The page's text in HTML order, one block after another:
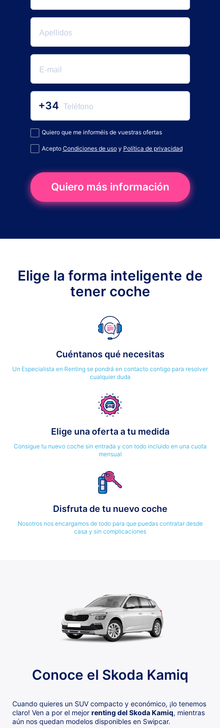
+34
Quiero que me informéis de vuestras ofertas
Acepto Condiciones de usoy Política de privacidad
Quiero más información
Elige la forma inteligente de
tener coche
Cuéntanos qué necesitas
Un Especialista en Renting se pondrá en contacto contigo para resolver
cualquier duda
Elige una oferta a tu medida
Consigue tu nuevo coche sin entrada y con todo incluido en una cuota
mensual
Disfruta de tu nuevo coche
Nosotros nos encargamos de todo para que puedas contratar desde
casa y sin complicaciones
Conoce el Skoda Kamiq
Cuando quieres un SUV compacto y económico, ¡lo tenemos
claro! Ven a por el mejor renting del Skoda Kamiq, mientras
aún nos quedan modelos disponibles en Swipcar.